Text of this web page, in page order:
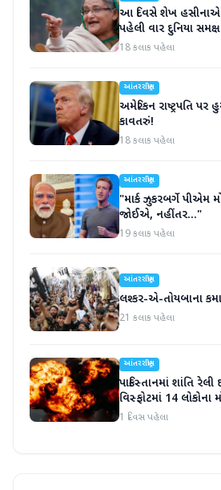
આ દિવસે શેખ હસીનાએ
પહેલી વાર દુનિયા
18 કલાક પહેલા
આંતરરાષ્ટ્રીય
અમેરિકન રાષ્ટ્રપતિ
કાવતરું!
18 કલાક પહેલા
આંતરરાષ્ટ્રીય
"માર્ક ઝુકરબર્ગે પીએમ
જોઈએ, નહીંતર..."
19 કલાક પહેલા
આંતરરાષ્ટ્રીય
લશ્કર-એ-તોયબાના
21 કલાક પહેલા
આંતરરાષ્ટ્રીય
પાકિસ્તાનમાં શાંતિ
વિસ્ફોટમાં 14 લોકોના
1 દિવસ પહેલા